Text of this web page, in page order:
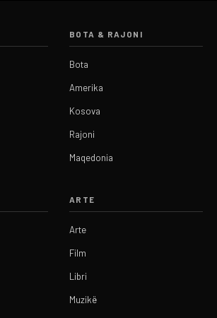
BOTA & RAJONI
Bota
Amerika
Kosova
Rajoni
Maqedonia
ARTE
Arte
Film
Libri
Muzikë